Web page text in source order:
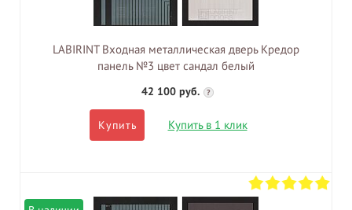
LABIRINT Входная металлическая дверь Кредор
панель №3 цвет сандал белый
42 100 руб. ?
Купить Купить в 1 клик